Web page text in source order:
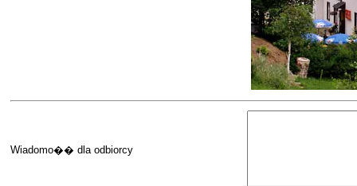
Wiadomo�� dla odbiorcy